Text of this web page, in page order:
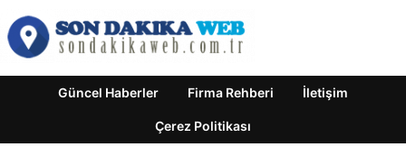
Güncel Haberler Firma Rehberi İletişim
Çerez Politikası